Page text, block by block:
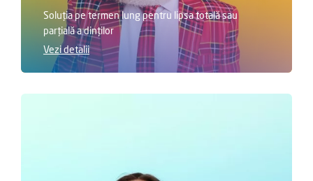
Soluția pe termen lung pentru lipsa totală sau
parțială a dinților
Vezi detalii